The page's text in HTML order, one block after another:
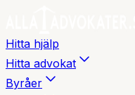
Hitta hjälp
Hitta advokat
Byråer